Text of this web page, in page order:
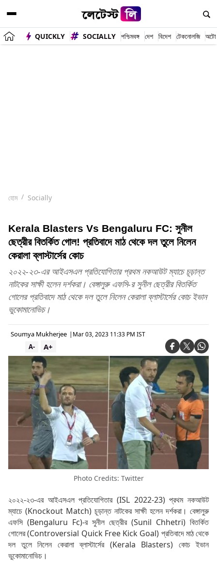
QUICKLY SOCIALLY পশ্চিমবঙ্গ দেশ বিদেশ টেকনোলজি অটো
হোম Socially
Kerala Blasters Vs Bengaluru FC: সুনীল
ছেত্রীর বিতর্কিত গোল! প্রতিবাদে মাঠ থেকে দল তুলে নিলেন
কেরালা ব্লাস্টার্সের কোচ
২০২২-২৩-এর আইএসএল প্রতিযোগিতার প্রথম নকআউট ম্যাচে চূড়ান্ত
নাটকের সাক্ষী হলেন দর্শকরা। বেঙ্গালুরু এফসি-র সুনীল ছেত্রীর বিতর্কিত
গোলের প্রতিবাদে মাঠ থেকে দল তুলে নিলেন কেরালা ব্লাস্টার্সের কোচ ইভান
ভুকোমানোভিচ।
Soumya Mukherjee | Mar 03, 2023 11:33 PM IST
A+
A-
Photo Credits: Twitter
২০২২-২৩-এর আইএসএল প্রতিযোগিতার (ISL 2022-23) প্রথম নকআউট
ম্যাচে (Knockout Match) চূড়ান্ত নাটকের সাক্ষী হলেন দর্শকরা। বেঙ্গালুরু
এফসি (Bengaluru Fc)-র সুনীল ছেত্রীর (Sunil Chhetri) বিতর্কিত
গোলের (Controversial Quick Free Kick Goal) প্রতিবাদে মাঠ থেকে
দল তুলে নিলেন কেরালা ব্লাস্টার্সের (Kerala Blasters) কোচ ইভান
ভুকোমানোভিচ।